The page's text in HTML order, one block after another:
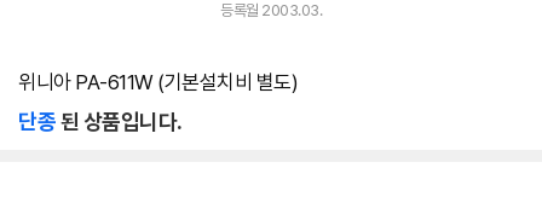
등록월 2003.03.
위니아 PA-611W (기본설치비 별도)
단종된 상품입니다.